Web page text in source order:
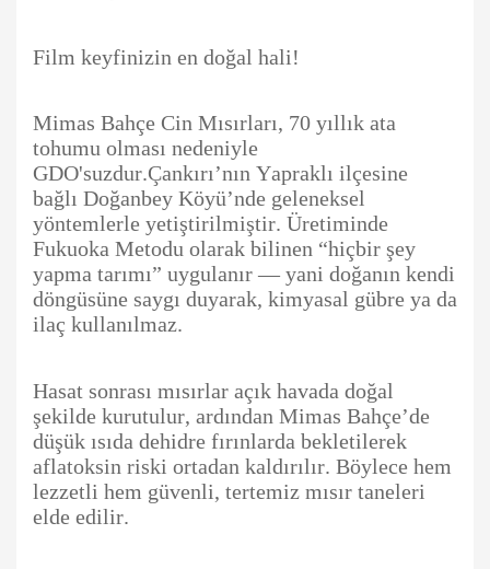
Film keyfinizin en doğal hali!
Mimas Bahçe Cin Mısırları, 70 yıllık ata
tohumu olması nedeniyle
GDO'suzdur.Çankırı’nın Yapraklı ilçesine
bağlı Doğanbey Köyü’nde geleneksel
yöntemlerle yetiştirilmiştir. Üretiminde
Fukuoka Metodu olarak bilinen “hiçbir şey
yapma tarımı” uygulanır — yani doğanın kendi
döngüsüne saygı duyarak, kimyasal gübre ya da
ilaç kullanılmaz.
Hasat sonrası mısırlar açık havada doğal
şekilde kurutulur, ardından Mimas Bahçe’de
düşük ısıda dehidre fırınlarda bekletilerek
aflatoksin riski ortadan kaldırılır. Böylece hem
lezzetli hem güvenli, tertemiz mısır taneleri
elde edilir.